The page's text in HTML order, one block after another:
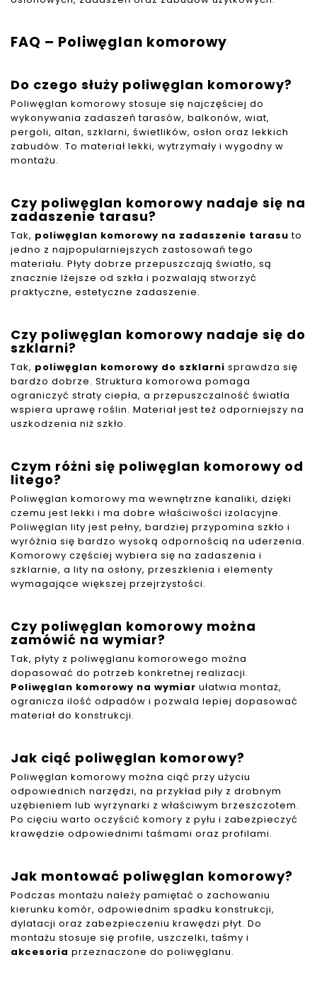
FAQ – Poliwęglan komorowy
Do czego służy poliwęglan komorowy?
Poliwęglan komorowy stosuje się najczęściej do
wykonywania zadaszeń tarasów, balkonów, wiat,
pergoli, altan, szklarni, świetlików, osłon oraz lekkich
zabudów. To materiał lekki, wytrzymały i wygodny w
montażu.
Czy poliwęglan komorowy nadaje się na
zadaszenie tarasu?
Tak, poliwęglan komorowy na zadaszenie tarasu to
jedno z najpopularniejszych zastosowań tego
materiału. Płyty dobrze przepuszczają światło, są
znacznie lżejsze od szkła i pozwalają stworzyć
praktyczne, estetyczne zadaszenie.
Czy poliwęglan komorowy nadaje się do
szklarni?
Tak, poliwęglan komorowy do szklarni sprawdza się
bardzo dobrze. Struktura komorowa pomaga
ograniczyć straty ciepła, a przepuszczalność światła
wspiera uprawę roślin. Materiał jest też odporniejszy na
uszkodzenia niż szkło.
Czym różni się poliwęglan komorowy od
litego?
Poliwęglan komorowy ma wewnętrzne kanaliki, dzięki
czemu jest lekki i ma dobre właściwości izolacyjne.
Poliwęglan lity jest pełny, bardziej przypomina szkło i
wyróżnia się bardzo wysoką odpornością na uderzenia.
Komorowy częściej wybiera się na zadaszenia i
szklarnie, a lity na osłony, przeszklenia i elementy
wymagające większej przejrzystości.
Czy poliwęglan komorowy można
zamówić na wymiar?
Tak, płyty z poliwęglanu komorowego można
dopasować do potrzeb konkretnej realizacji.
Poliwęglan komorowy na wymiar ułatwia montaż,
ogranicza ilość odpadów i pozwala lepiej dopasować
materiał do konstrukcji.
Jak ciąć poliwęglan komorowy?
Poliwęglan komorowy można ciąć przy użyciu
odpowiednich narzędzi, na przykład piły z drobnym
uzębieniem lub wyrzynarki z właściwym brzeszczotem.
Po cięciu warto oczyścić komory z pyłu i zabezpieczyć
krawędzie odpowiednimi taśmami oraz profilami.
Jak montować poliwęglan komorowy?
Podczas montażu należy pamiętać o zachowaniu
kierunku komór, odpowiednim spadku konstrukcji,
dylatacji oraz zabezpieczeniu krawędzi płyt. Do
montażu stosuje się profile, uszczelki, taśmy i
akcesoria przeznaczone do poliwęglanu.